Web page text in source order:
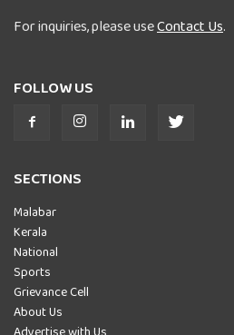
For inquiries, please useContact Us.
FOLLOW US
SECTIONS
Malabar
Kerala
National
Sports
Grievance Cell
About Us
Advertise with Us